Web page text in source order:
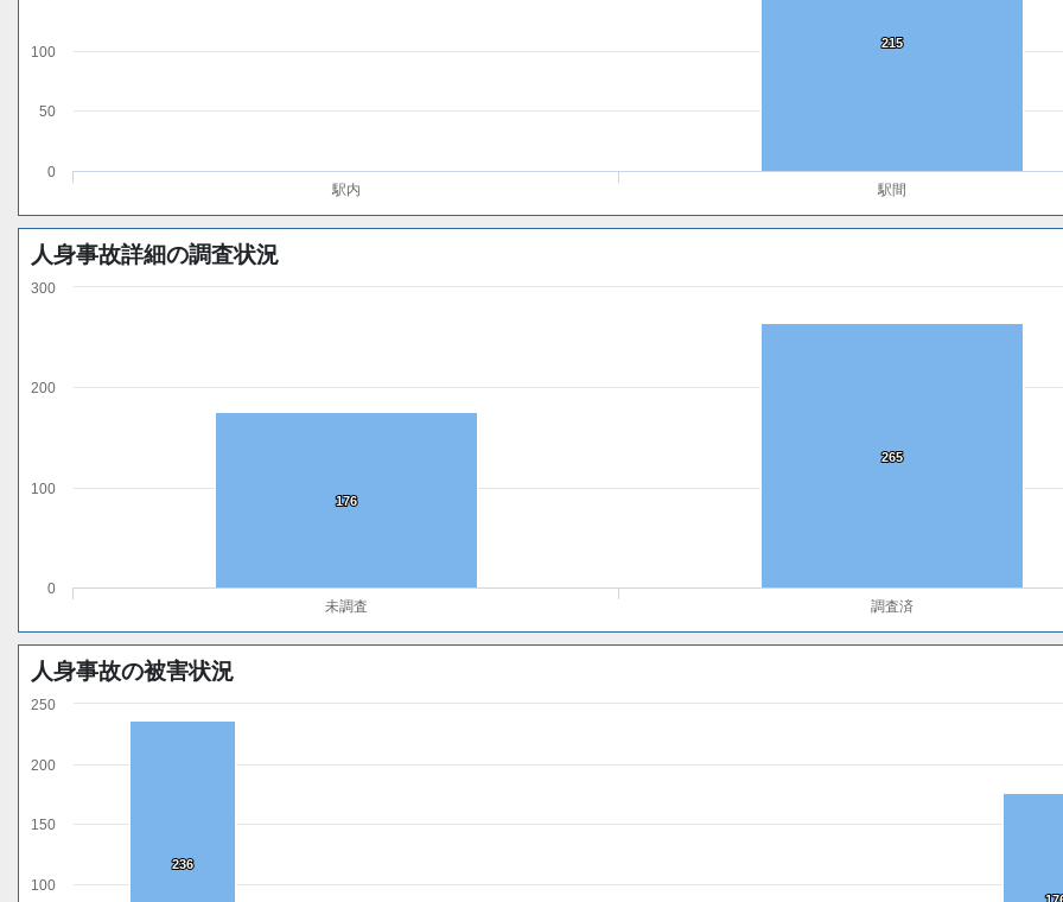
215
215
駅内 駅間
0
50
100
人身事故詳細の調査状況
176
176
265
265
未調査 調査済
0
100
200
300
人身事故の被害状況
236
236
100
150
200
250